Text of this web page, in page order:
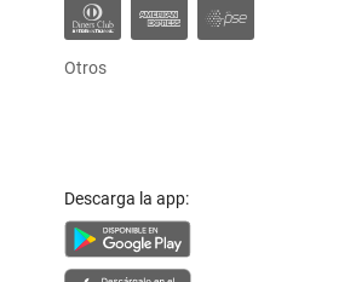
Otros
Descarga la app: